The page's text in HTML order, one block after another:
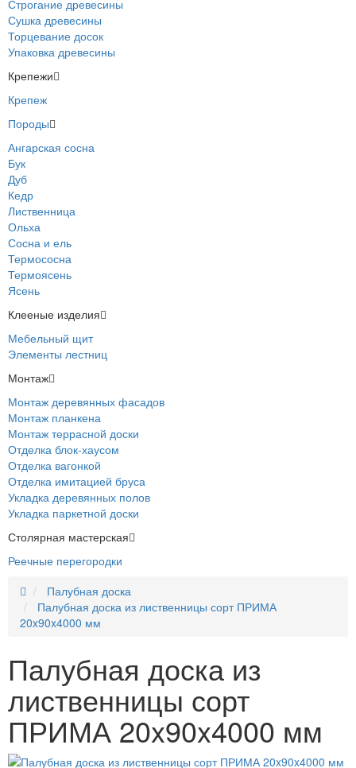
Строгание древесины
Сушка древесины
Торцевание досок
Упаковка древесины
Крепежи
Крепеж
Породы
Ангарская сосна
Бук
Дуб
Кедр
Лиственница
Ольха
Сосна и ель
Термососна
Термоясень
Ясень
Клееные изделия
Мебельный щит
Элементы лестниц
Монтаж
Монтаж деревянных фасадов
Монтаж планкена
Монтаж террасной доски
Отделка блок-хаусом
Отделка вагонкой
Отделка имитацией бруса
Укладка деревянных полов
Укладка паркетной доски
Столярная мастерская
Реечные перегородки
Палубная доска
Палубная доска из лиственницы сорт ПРИМА
20x90x4000 мм
Палубная доска из
лиственницы сорт
ПРИМА 20x90x4000 мм